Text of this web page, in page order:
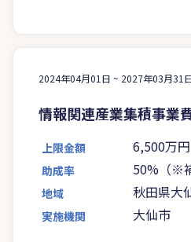
2024年04月01日 ~ 2027年03月31
情報関連産業集積事業
上限金額 6,500万円
助成率
50%（※
る）
地域 秋田県大
実施機関 大仙市